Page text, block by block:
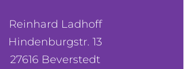
Reinhard Ladhoff
Hindenburgstr. 13
27616 Beverstedt